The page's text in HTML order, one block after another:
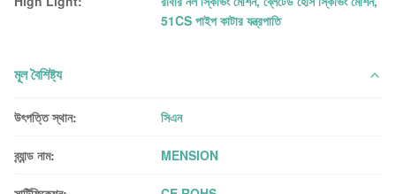
51CS পাইপ কাটার যন্ত্রপাতি
মূল বৈশিষ্ট্য
উৎপত্তি স্থান: সিএন
ব্র্যান্ড নাম: MENSION